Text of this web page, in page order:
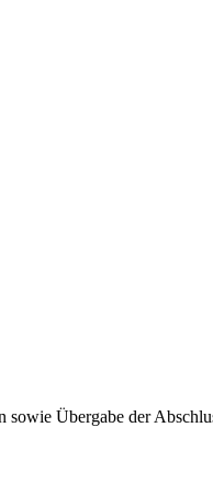
Übergabe der